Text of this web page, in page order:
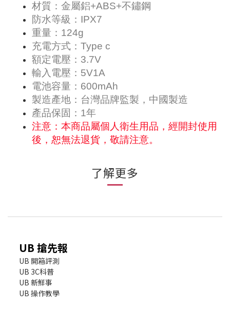
材質：金屬鋁+ABS+不鏽鋼
防水等級：IPX7
重量：124g
充電方式：Type c
額定電壓：3.7V
輸入電壓：5V1A
電池容量：600mAh
製造產地：台灣品牌監製，中國製造
產品保固：1年
注意：本商品屬個人衛生用品，經開封使用
後，恕無法退貨，敬請注意。
了解更多
UB 搶先報
UB 開箱評測
UB 3C科普
UB 新鮮事
UB 操作教學